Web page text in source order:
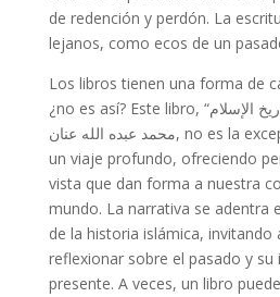
de redención y perdón. La
lejanos, como ecos de un
Los libros tienen una forma de
¿no es así? Este libro, “موقف حاسم في تاريخ الإسلام”, de
محمد عبده الله عنان, no es la excepción. Leer puede ser
un viaje profundo, ofreciendo
vista que dan forma a nuestra
mundo. La narrativa se adentra
de la historia islámica, invitando
reflexionar sobre el pasado y su
presente. A veces, un libro